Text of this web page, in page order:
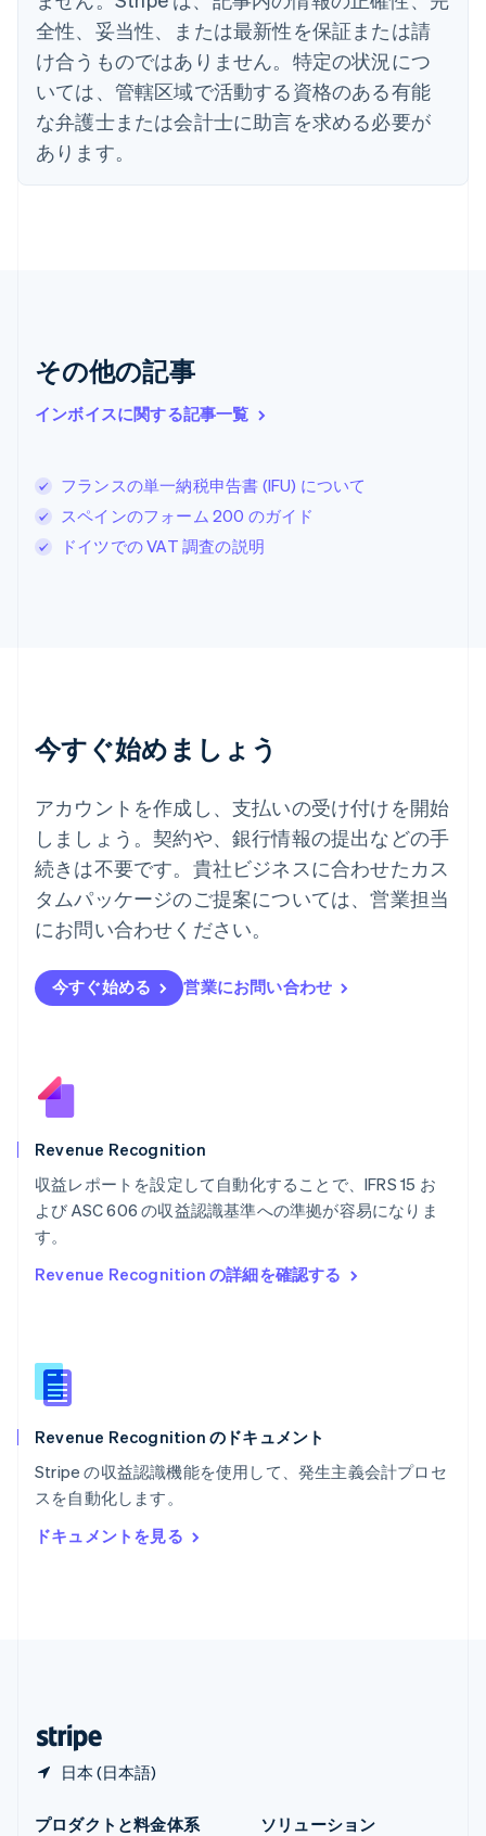
全性、妥当性、または最新性を保証または請
け合うものではありません。特定の状況につ
いては、管轄区域で活動する資格のある有能
な弁護士または会計士に助言を求める必要が
あります。
その他の記事
インボイスに関する記事一覧
フランスの単一納税申告書 (IFU) について
スペインのフォーム 200 のガイド
ドイツでの VAT 調査の説明
今すぐ始めましょう
アカウントを作成し、支払いの受け付けを開始
しましょう。契約や、銀行情報の提出などの手
続きは不要です。貴社ビジネスに合わせたカス
タムパッケージのご提案については、営業担当
にお問い合わせください。
今すぐ始める 営業にお問い合わせ
Revenue Recognition
収益レポートを設定して自動化することで、IFRS 15 お
よび ASC 606 の収益認識基準への準拠が容易になりま
す。
Revenue Recognition の詳細を確認する
Revenue Recognition のドキュメント
Stripe の収益認識機能を使用して、発生主義会計プロセ
スを自動化します。
ドキュメントを見る
日本 (日本語)
オーストラリア
English
オーストリア
DeutschEnglish
オランダ
NederlandsEnglish
カナダ
English
シンガポール
スイス
SvenskaEnglish
スペイン
Español English
スロバキア
English
Deutsch English
ニュージーランド
English
ノルウェー
ハンガリー
English
EnglishSvenska
ブラジル
ブルガリア
ベルギー
NederlandsFrançaisDeutsch
English
ポルトガル
English
Español
ラトビア
リトアニア
リヒテンシュタイン
Deutsch English
ルーマニア
English
プロダクトと料金体系
ソリューション